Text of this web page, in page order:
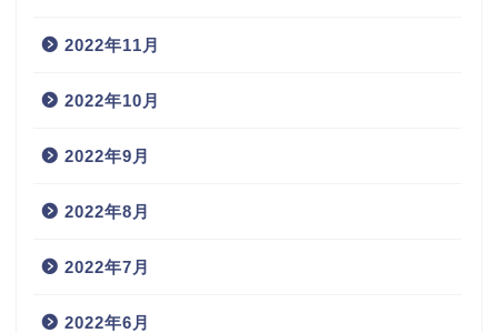
2022年11月
2022年10月
2022年9月
2022年8月
2022年7月
2022年6月